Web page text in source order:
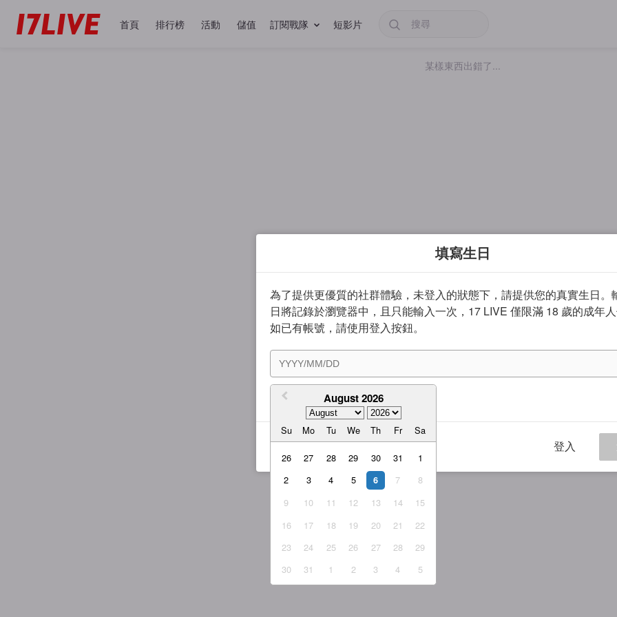
首頁 排行榜 活動 儲值 訂閱戰隊 短影片
某樣東西出錯了...
填寫生日
為了提供更優質的社群體驗，未登入的狀態下，請提供您的真實生日。
日將記錄於瀏覽器中，且只能輸入一次，17 LIVE 僅限滿 18 歲的成年人
如已有帳號，請使用登入按鈕。
August 2026
Su Mo Tu We Th Fr Sa
26 27 28 29 30 31
1
2
3 4 5 6 7
8
9
10 11 12 13 14
15
16
17 18 19 20 21
22
23
24 25 26 27 28
29
30
31 1 2 3 4 5
我同意 服務條款與隱私權政策
登入